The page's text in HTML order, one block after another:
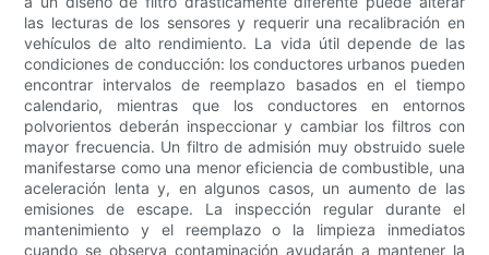
las lecturas de los sensores y requerir una recalibración en
vehículos de alto rendimiento. La vida útil depende de las
condiciones de conducción: los conductores urbanos pueden
encontrar intervalos de reemplazo basados ​​en el tiempo
calendario, mientras que los conductores en entornos
polvorientos deberán inspeccionar y cambiar los filtros con
mayor frecuencia. Un filtro de admisión muy obstruido suele
manifestarse como una menor eficiencia de combustible, una
aceleración lenta y, en algunos casos, un aumento de las
emisiones de escape. La inspección regular durante el
mantenimiento y el reemplazo o la limpieza inmediatos
cuando se observa contaminación ayudarán a mantener la